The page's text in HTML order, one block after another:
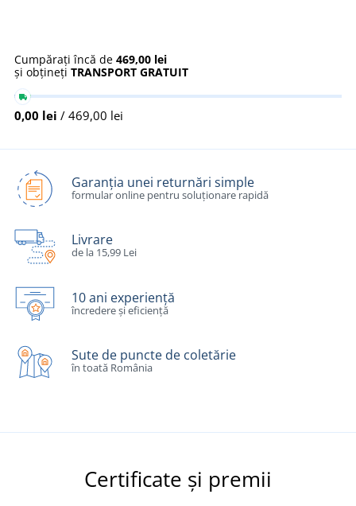
Cumpărați încă de 469,00 lei
și obțineți TRANSPORT GRATUIT
0,00 lei / 469,00 lei
Garanția unei returnări simple
formular online pentru soluționare rapidă
Livrare
de la 15,99 Lei
10 ani experiență
încredere și eficiență
Sute de puncte de coletărie
în toată România
Certificate și premii